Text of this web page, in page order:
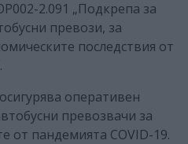
2.091 „Подкрепа за
превози, за
последствия от
оперативен
превозвачи за
от пандемията COVID-19.